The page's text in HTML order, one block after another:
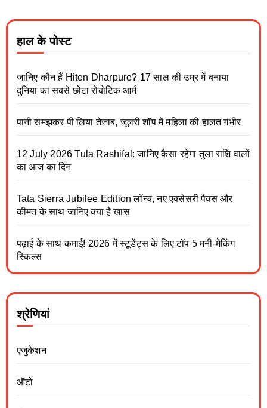
हाल के पोस्ट
जानिए कौन हैं Hiten Dharpure? 17 साल की उम्र में बनाया
दुनिया का सबसे छोटा रोबोटिक आर्म
पानी समझकर पी लिया तेजाब, जूलरी शॉप में महिला की हालत गंभीर
12 July 2026 Tula Rashifal: जानिए कैसा रहेगा तुला राशि वालों
का आज का दिन
Tata Sierra Jubilee Edition लॉन्च, नए एक्सेसरी पैक्स और
कीमत के साथ जानिए क्या है खास
पढ़ाई के साथ कमाई! 2026 में स्टूडेंट्स के लिए टॉप 5 मनी-मेकिंग
स्किल्स
श्रेणियां
एजुकेशन
ऑटो